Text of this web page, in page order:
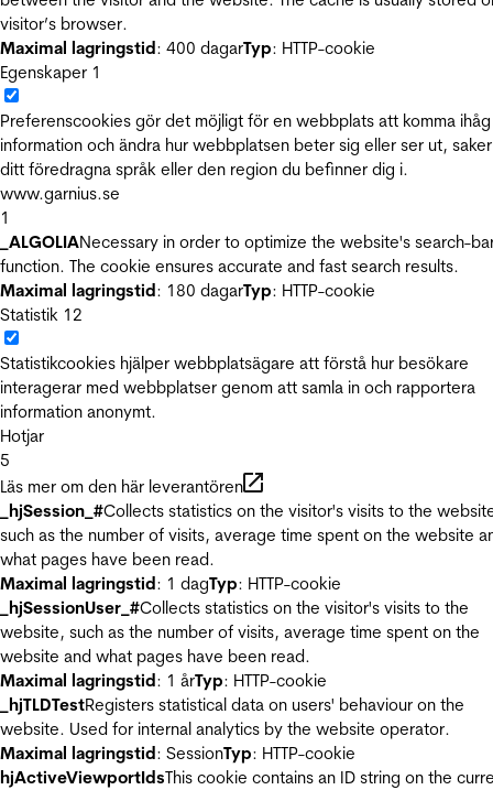
visitor’s browser.
Maximal lagringstid: 400 dagarTyp: HTTP-cookie
Egenskaper 1
Preferenscookies gör det möjligt för en webbplats att komma ihåg
information och ändra hur webbplatsen beter sig eller ser ut,
ditt föredragna språk eller den region du befinner dig i.
www.garnius.se
1
_ALGOLIANecessary in order to optimize the website's search-
function. The cookie ensures accurate and fast search results.
Maximal lagringstid: 180 dagarTyp: HTTP-cookie
Statistik 12
Statistikcookies hjälper webbplatsägare att förstå hur besökare
interagerar med webbplatser genom att samla in och rapportera
information anonymt.
Hotjar
5
Läs mer om den här leverantören
_hjSession_#Collects statistics on the visitor's visits to the
such as the number of visits, average time spent on the website
what pages have been read.
Maximal lagringstid: 1 dagTyp: HTTP-cookie
_hjSessionUser_#Collects statistics on the visitor's visits to the
website, such as the number of visits, average time spent on the
website and what pages have been read.
Maximal lagringstid: 1 årTyp: HTTP-cookie
_hjTLDTestRegisters statistical data on users' behaviour on the
website. Used for internal analytics by the website operator.
Maximal lagringstid: SessionTyp: HTTP-cookie
hjActiveViewportIdsThis cookie contains an ID string on the